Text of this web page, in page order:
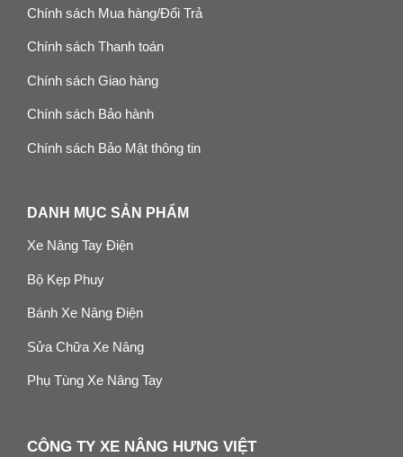
Chính sách Mua hàng/Đổi Trả
Chính sách Thanh toán
Chính sách Giao hàng
Chính sách Bảo hành
Chính sách Bảo Mật thông tin
DANH MỤC SẢN PHẨM
Xe Nâng Tay Điện
Bộ Kẹp Phuy
Bánh Xe Nâng Điện
Sửa Chữa Xe Nâng
Phụ Tùng Xe Nâng Tay
CÔNG TY XE NÂNG HƯNG VIỆT